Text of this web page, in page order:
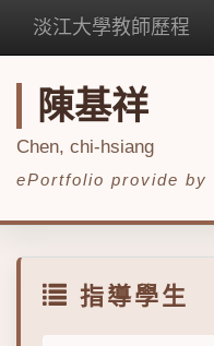
淡江大學教師歷程
陳基祥
Chen, chi-hsiang
ePortfolio provide by
指導學生